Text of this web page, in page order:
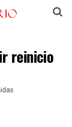
reinicio